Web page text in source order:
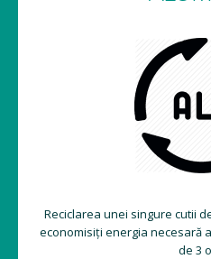
Reciclarea unei singure cutii
economisiți energia necesară
de 3